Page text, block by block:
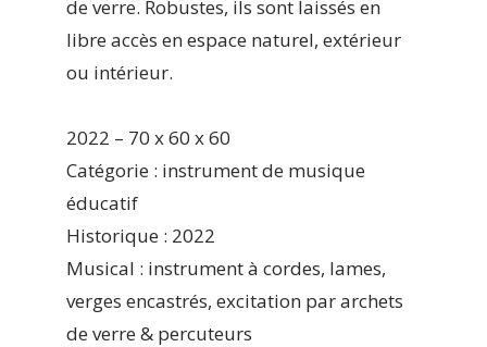
de verre. Robustes, ils sont laissés en
libre accès en espace naturel, extérieur
ou intérieur.
2022 – 70 x 60 x 60
Catégorie : instrument de musique
éducatif
Historique : 2022
Musical : instrument à cordes, lames,
verges encastrés, excitation par archets
de verre & percuteurs